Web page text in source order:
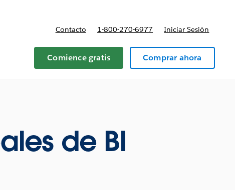
y precios
Contacto 1-800-270-6977 Iniciar Sesión
Comience gratis Comprar ahora
de BI